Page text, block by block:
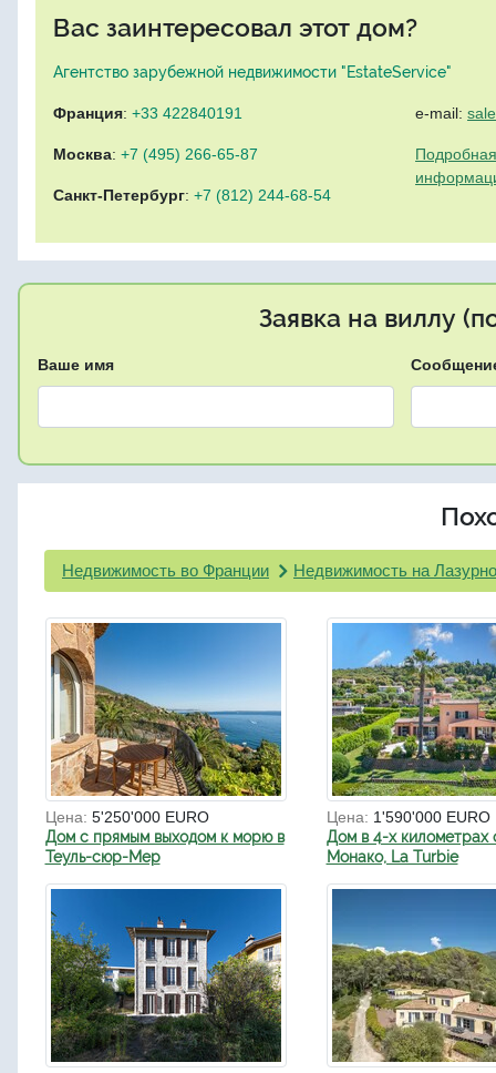
Вас заинтересовал этот дом?
Агентство зарубежной недвижимости "EstateService"
Франция: +33 422840191
Москва: +7 (495) 266-65-87
Санкт-Петербург: +7 (812) 244-68-54
e-mail:
Заявка на виллу
Ваше имя
Недвижимость во Франции Недвижимость на
Цена: 5'250'000 EURO
Дом с прямым выходом к морю в
Теуль-сюр-Мер
Цена: 1'590'000 EURO
Дом в 4-х километрах
Монако, La Turbie